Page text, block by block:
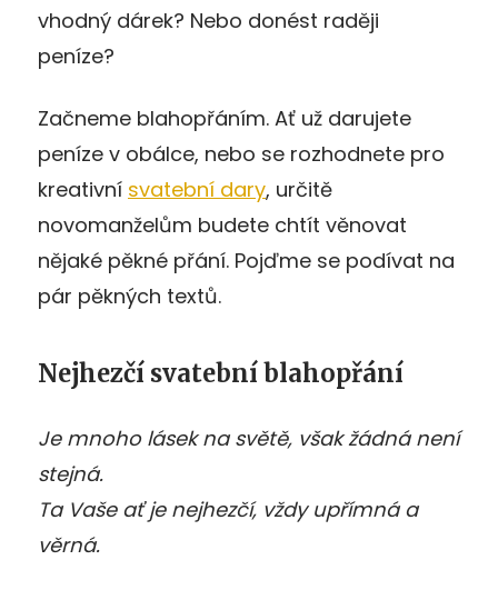
vhodný dárek? Nebo donést raději
peníze?
Začneme blahopřáním. Ať už darujete
peníze v obálce, nebo se rozhodnete pro
kreativní svatební dary, určitě
novomanželům budete chtít věnovat
nějaké pěkné přání. Pojďme se podívat na
pár pěkných textů.
Nejhezčí svatební blahopřání
Je mnoho lásek na světě, však žádná není
stejná.
Ta Vaše ať je nejhezčí, vždy upřímná a
věrná.